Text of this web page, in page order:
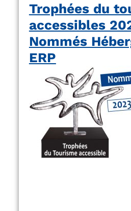
Trophées du
accessibles
Nommés
ERP